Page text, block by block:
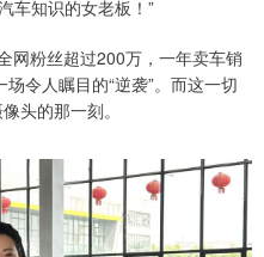
车知识的女老板！”
网粉丝超过200万，一年卖车销
令人瞩目的“逆袭”。而这一切
头的那一刻。